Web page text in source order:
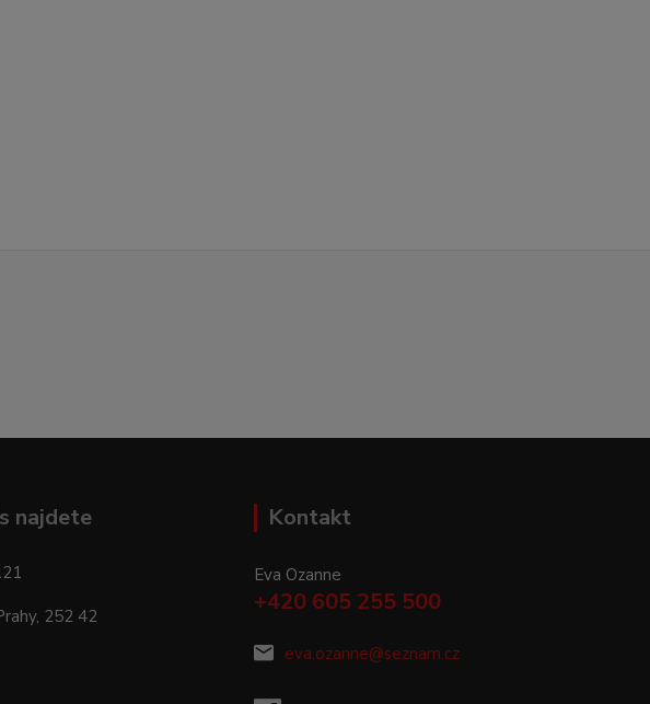
najdete
252 42
Kontakt
Eva Ozanne
+420 605 255 500
eva.ozanne@seznam.cz